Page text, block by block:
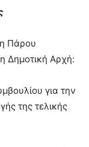
Πάρου
Δημοτική Αρχή:
για την
της τελικής